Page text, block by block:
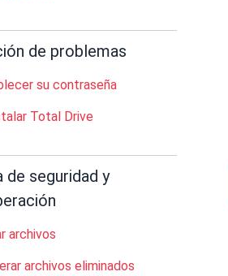
de problemas
su contraseña
Total Drive
de seguridad y
archivos
archivos eliminados